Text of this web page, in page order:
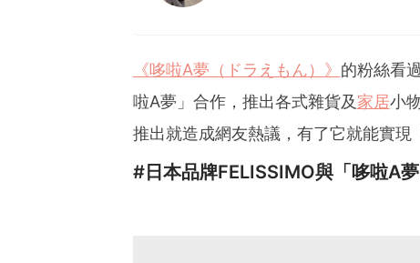
《哆啦A夢（ドラえもん）》 的粉絲看
啦A夢」合作，推出各式雜貨及家居小
推出就造成網友熱議，有了它就能實現
#日本品牌FELISSIMO與「哆啦A